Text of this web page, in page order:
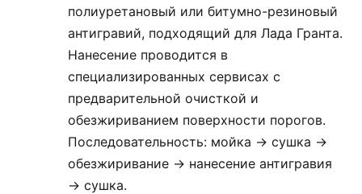
полиуретановый или битумно-резиновый
антигравий, подходящий для Лада Гранта.
Нанесение проводится в
специализированных сервисах с
предварительной очисткой и
обезжириванием поверхности порогов.
Последовательность: мойка → сушка →
обезжиривание → нанесение антигравия
→ сушка.